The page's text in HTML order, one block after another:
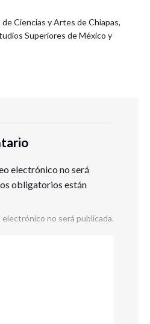
Ciencias y Artes de Chiapas,
Superiores de México y
electrónico no será
obligatorios están
no será publicada.